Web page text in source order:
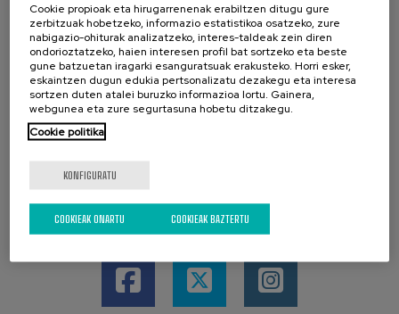
SARE SOZIALAK
Cookie propioak eta hirugarrenenak erabiltzen ditugu gure
zerbitzuak hobetzeko, informazio estatistikoa osatzeko, zure
nabigazio-ohiturak analizatzeko, interes-taldeak zein diren
ondorioztatzeko, haien interesen profil bat sortzeko eta beste
gune batzuetan iragarki esanguratsuak erakusteko. Horri esker,
eskaintzen dugun edukia pertsonalizatu dezakegu eta interesa
sortzen duten atalei buruzko informazioa lortu. Gainera,
webgunea eta zure segurtasuna hobetu ditzakegu.
Cookie politika
KONFIGURATU
COOKIEAK BAZTERTU
COOKIEAK ONARTU